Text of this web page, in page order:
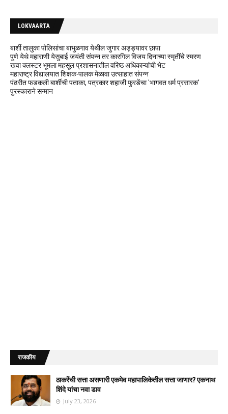
LOKVAARTA
बार्शी तालुका पोलिसांचा बाभुळगाव येथील जुगार अड्ड्यावर छापा
पुणे येथे महाराणी येसुबाई जयंती संपन्न तर कारगिल विजय दिनाच्या स्मृतींचे स्मरण
खवा क्लस्टर भूमला महसूल प्रशासनातील वरिष्ठ अधिकाऱ्यांची भेट
महाराष्ट्र विद्यालयात शिक्षक-पालक मेळावा उत्साहात संपन्न
पंढरीत फडकली बार्शीची पताका, पत्रकार शहाजी फुरडेंचा 'भागवत धर्म प्रसारक'
पुरस्काराने सन्मान
राजकीय
ठाकरेंची सत्ता असणारी एकमेव महापालिकेतील सत्ता जाणार? एकनाथ
शिंदे यांचा नवा डाव
July 23, 2026